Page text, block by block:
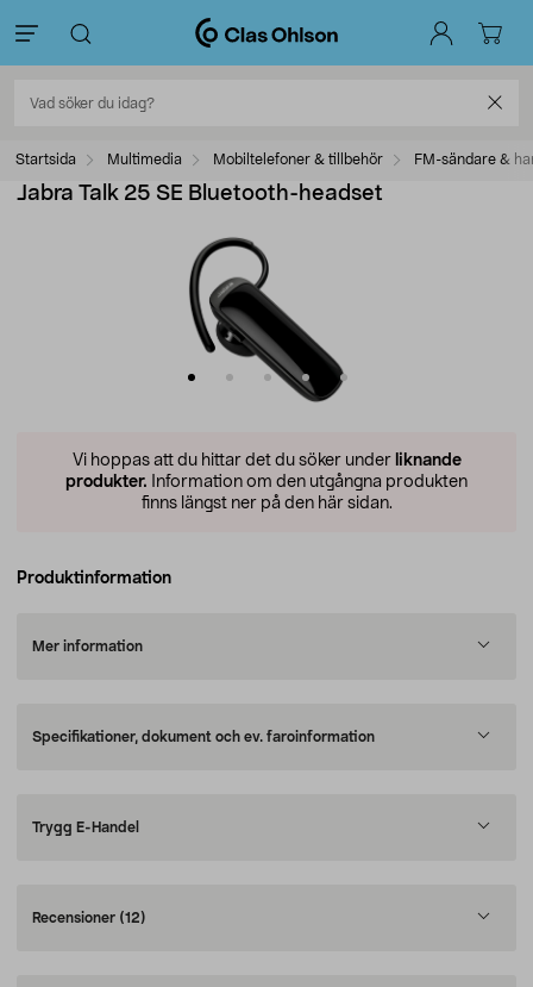
Startsida Multimedia Mobiltelefoner & tillbehör FM-sändare &
Jabra Talk 25 SE Bluetooth-headset
Vi hoppas att du hittar det du söker under liknande
produkter. Information om den utgångna produkten
finns längst ner på den här sidan.
Produktinformation
Mer information
Specifikationer, dokument och ev. faroinformation
Trygg E-Handel
Recensioner (12)